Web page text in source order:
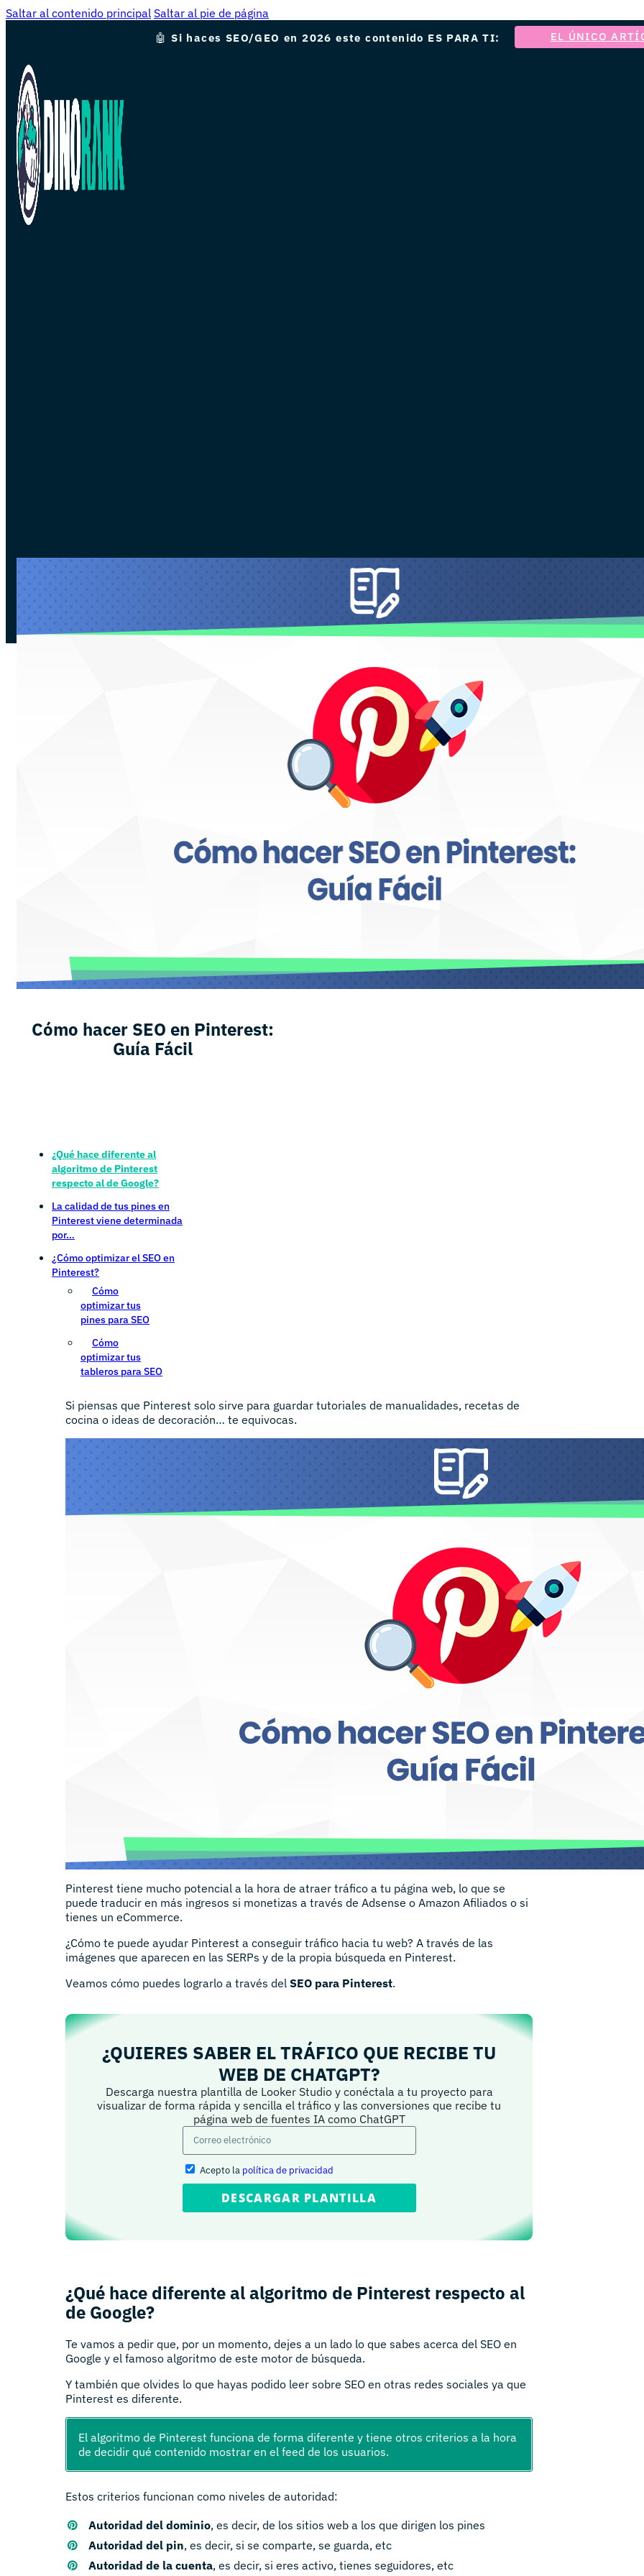
Saltar al contenido principal Saltar al pie de página
🤖Si haces SEO/GEO en 2026 este contenido ES PARA TI: EL ÚNICO
Cómo hacer SEO en Pinterest:
Guía Fácil
¿Qué hace diferente al
algoritmo de Pinterest
respecto al de Google?
La calidad de tus pines en
Pinterest viene determinada
por…
¿Cómo optimizar el SEO en
Pinterest?
Cómo
optimizar tus
pines para SEO
Cómo
optimizar tus
tableros para SEO
Si piensas que Pinterest solo sirve para guardar tutoriales de manualidades, recetas de
cocina o ideas de decoración… te equivocas.
Pinterest tiene mucho potencial a la hora de atraer tráfico a tu página web, lo que se
puede traducir en más ingresos si monetizas a través de Adsense o Amazon Afiliados o si
tienes un eCommerce.
¿Cómo te puede ayudar Pinterest a conseguir tráfico hacia tu web? A través de las
imágenes que aparecen en las SERPs y de la propia búsqueda en Pinterest.
Veamos cómo puedes lograrlo a través del SEO para Pinterest.
¿QUIERES SABER EL TRÁFICO QUE RECIBE TU
WEB DE CHATGPT?
Descarga nuestra plantilla de Looker Studio y conéctala a tu proyecto para
visualizar de forma rápida y sencilla el tráfico y las conversiones que recibe tu
página web de fuentes IA como ChatGPT
Acepto la política de privacidad
DESCARGAR PLANTILLA
¿Qué hace diferente al algoritmo de Pinterest respecto al
de Google?
Te vamos a pedir que, por un momento, dejes a un lado lo que sabes acerca del SEO en
Google y el famoso algoritmo de este motor de búsqueda.
Y también que olvides lo que hayas podido leer sobre SEO en otras redes sociales ya que
Pinterest es diferente.
El algoritmo de Pinterest funciona de forma diferente y tiene otros criterios a la hora
de decidir qué contenido mostrar en el feed de los usuarios.
Estos criterios funcionan como niveles de autoridad:
Autoridad del dominio, es decir, de los sitios web a los que dirigen los pines
Autoridad del pin, es decir, si se comparte, se guarda, etc
Autoridad de la cuenta, es decir, si eres activo, tienes seguidores, etc